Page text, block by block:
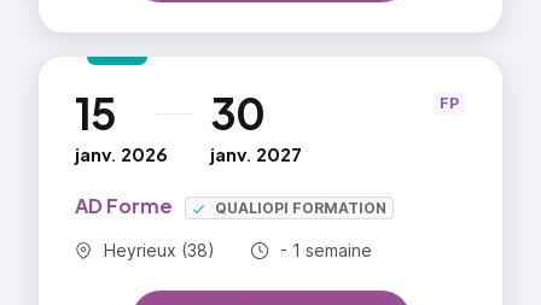
15
janv. 2026
au 30
janv. 2027
AD Forme QUALIOPI FORMATION
Commune :
Heyrieux (38) Durée totale :
- 1 semaine
FP